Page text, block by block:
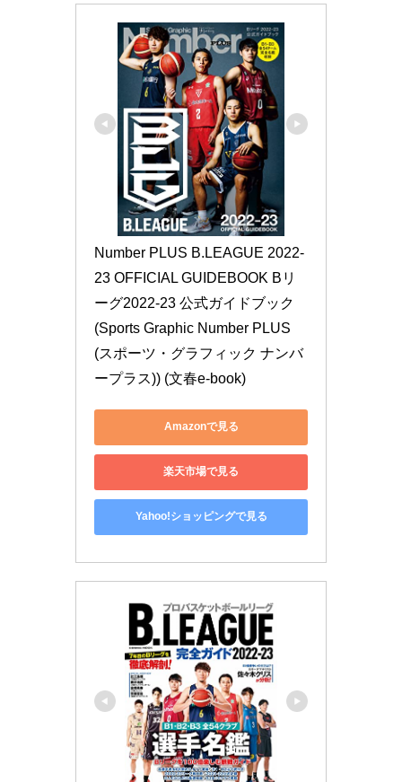
Number PLUS B.LEAGUE 2022-
23 OFFICIAL GUIDEBOOK Bリ
ーグ2022-23 公式ガイドブック
(Sports Graphic Number PLUS
(スポーツ・グラフィック ナンバ
ープラス)) (文春e-book)
Amazonで見る
楽天市場で見る
Yahoo!ショッピングで見る